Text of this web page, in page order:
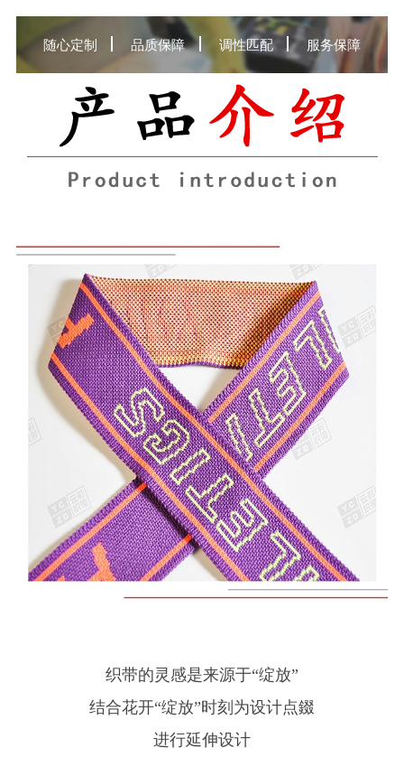
随心定制 品质保障 调性匹配 服务保障
织带的灵感是来源于“绽放”
结合花开“绽放”时刻为设计点錣
进行延伸设计